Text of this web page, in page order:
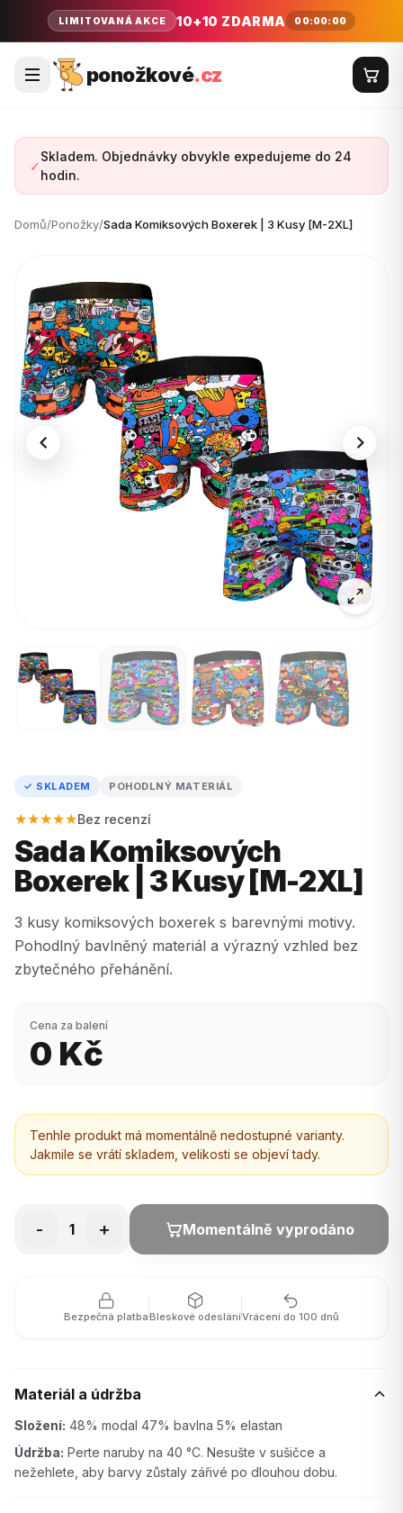
LIMITOVANÁ AKCE 10+10 ZDARMA 00:00:00
ponožkové.cz
✓
Skladem. Objednávky obvykle expedujeme do 24
hodin.
Domů/Ponožky/Sada Komiksových Boxerek | 3 Kusy [M-2XL]
✓ SKLADEM POHODLNÝ MATERIÁL
★★★★★Bez recenzí
Sada Komiksových
Boxerek | 3 Kusy [M-2XL]
3 kusy komiksových boxerek s barevnými motivy.
Pohodlný bavlněný materiál a výrazný vzhled bez
zbytečného přehánění.
Cena za balení
0 Kč
Tenhle produkt má momentálně nedostupné varianty.
Jakmile se vrátí skladem, velikosti se objeví tady.
- 1 + Momentálně vyprodáno
Bezpečná platbaBleskové odesláníVrácení do 100 dnů
Materiál a údržba
Složení: 48% modal 47% bavlna 5% elastan
Údržba: Perte naruby na 40 °C. Nesušte v sušičce a
nežehlete, aby barvy zůstaly zářivé po dlouhou dobu.